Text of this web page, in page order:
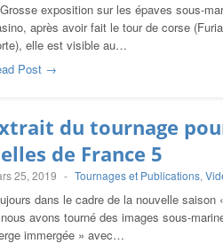
exposition sur les épaves sous-
après avoir fait le tour de corse
elle est visible au…
Post →
du tournage
de France 5
25, 2019 - Tournages et Publications,
dans le cadre de la nouvelle
avons tourné des images sous-
immergée » avec…